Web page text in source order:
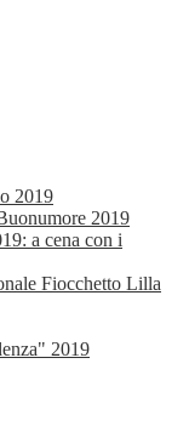
2019
2019
a cena con i
Fiocchetto Lilla
2019